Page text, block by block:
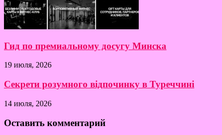
Гид по премиальному досугу Минска
19 июля, 2026
Секрети розумного відпочинку в Туреччині
14 июля, 2026
Оставить комментарий